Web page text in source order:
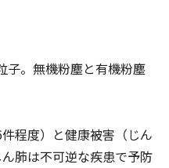
子。無機粉塵と有機粉塵
程度）と健康被害（じん
肺は不可逆な疾患で予防